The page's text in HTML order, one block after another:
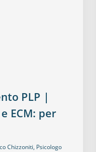
PLP |
ECM: per
Chizzoniti, Psicologo